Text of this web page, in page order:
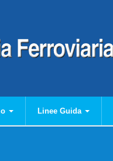
Linee Guida